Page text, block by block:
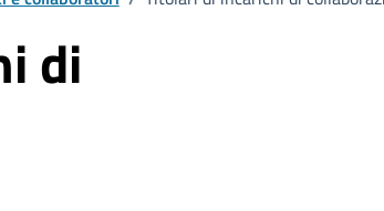
di